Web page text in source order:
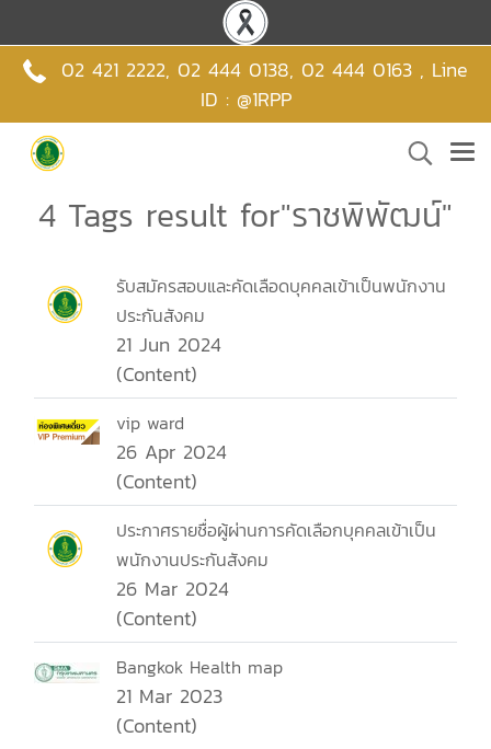
02 421 2222, 02 444 0138, 02 444 0163 , Line
ID : @1RPP
4 Tags result for"ราชพิพัฒน์"
รับสมัครสอบและคัดเลือดบุคคลเข้าเป็นพนักงาน
ประกันสังคม
21 Jun 2024
(Content)
vip ward
26 Apr 2024
(Content)
ประกาศรายชื่อผู้ผ่านการคัดเลือกบุคคลเข้าเป็น
พนักงานประกันสังคม
26 Mar 2024
(Content)
Bangkok Health map
21 Mar 2023
(Content)